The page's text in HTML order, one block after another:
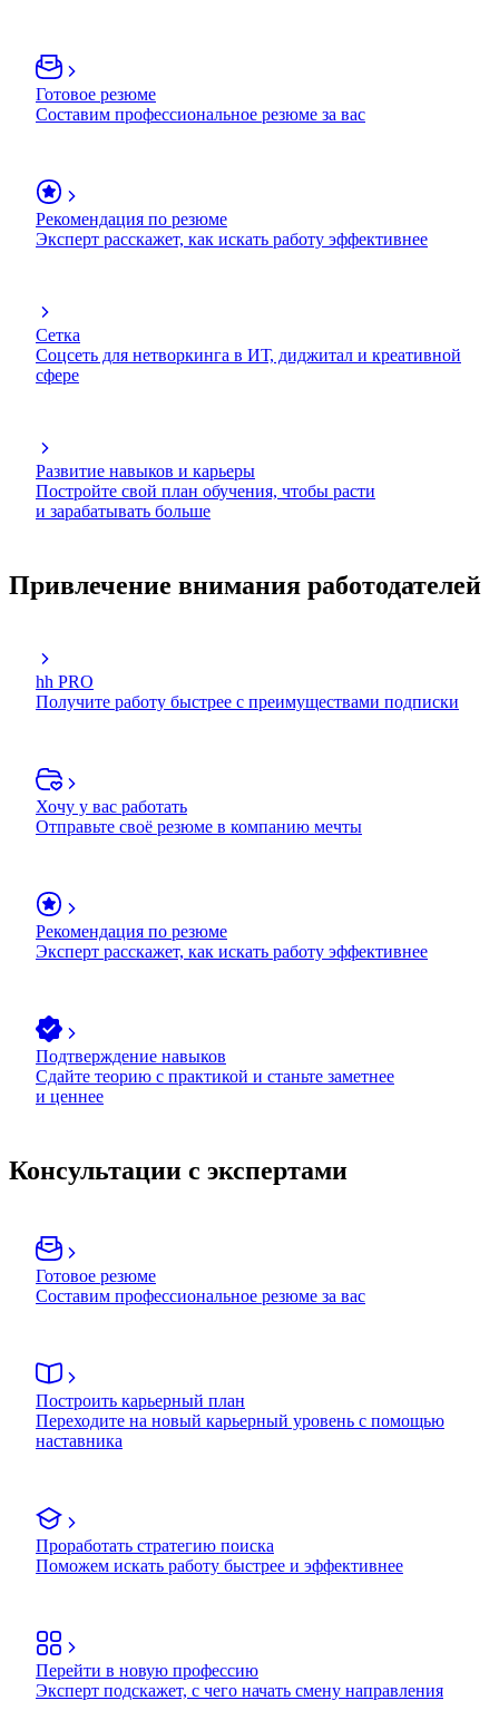
Готовое резюме
Составим профессиональное резюме за вас
Рекомендация по резюме
Эксперт расскажет, как искать работу эффективнее
Сетка
Соцсеть для нетворкинга в ИТ, диджитал и креативной
сфере
Развитие навыков и карьеры
Постройте свой план обучения, чтобы расти
и зарабатывать больше
Привлечение внимания работодателей
hh PRO
Получите работу быстрее с преимуществами подписки
Хочу у вас работать
Отправьте своё резюме в компанию мечты
Рекомендация по резюме
Эксперт расскажет, как искать работу эффективнее
Подтверждение навыков
Сдайте теорию с практикой и станьте заметнее
и ценнее
Консультации с экспертами
Готовое резюме
Составим профессиональное резюме за вас
Построить карьерный план
Переходите на новый карьерный уровень с помощью
наставника
Проработать стратегию поиска
Поможем искать работу быстрее и эффективнее
Перейти в новую профессию
Эксперт подскажет, с чего начать смену направления